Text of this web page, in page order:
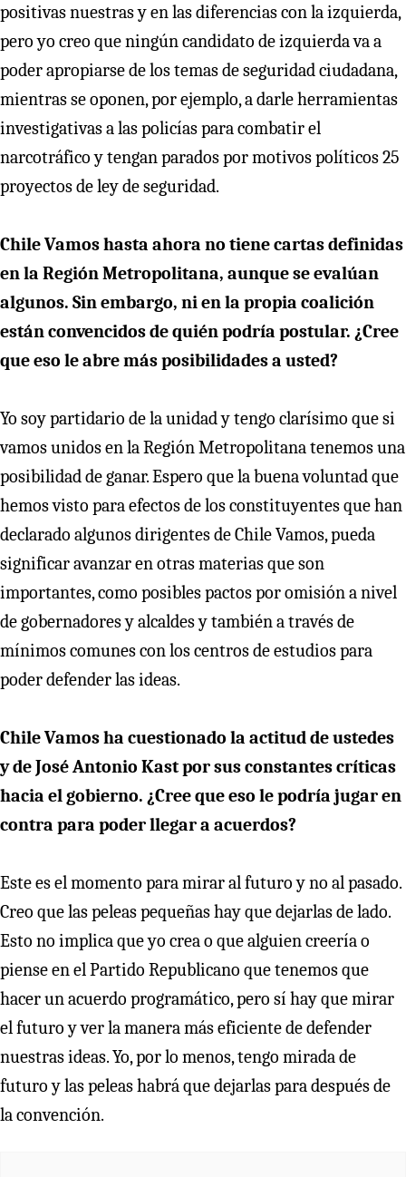
positivas nuestras y en las diferencias con la izquierda,
pero yo creo que ningún candidato de izquierda va a
poder apropiarse de los temas de seguridad ciudadana,
mientras se oponen, por ejemplo, a darle herramientas
investigativas a las policías para combatir el
narcotráfico y tengan parados por motivos políticos 25
proyectos de ley de seguridad.
Chile Vamos hasta ahora no tiene cartas definidas
en la Región Metropolitana, aunque se evalúan
algunos. Sin embargo, ni en la propia coalición
están convencidos de quién podría postular. ¿Cree
que eso le abre más posibilidades a usted?
Yo soy partidario de la unidad y tengo clarísimo que si
vamos unidos en la Región Metropolitana tenemos una
posibilidad de ganar. Espero que la buena voluntad que
hemos visto para efectos de los constituyentes que han
declarado algunos dirigentes de Chile Vamos, pueda
significar avanzar en otras materias que son
importantes, como posibles pactos por omisión a nivel
de gobernadores y alcaldes y también a través de
mínimos comunes con los centros de estudios para
poder defender las ideas.
Chile Vamos ha cuestionado la actitud de ustedes
y de José Antonio Kast por sus constantes críticas
hacia el gobierno. ¿Cree que eso le podría jugar en
contra para poder llegar a acuerdos?
Este es el momento para mirar al futuro y no al pasado.
Creo que las peleas pequeñas hay que dejarlas de lado.
Esto no implica que yo crea o que alguien creería o
piense en el Partido Republicano que tenemos que
hacer un acuerdo programático, pero sí hay que mirar
el futuro y ver la manera más eficiente de defender
nuestras ideas. Yo, por lo menos, tengo mirada de
futuro y las peleas habrá que dejarlas para después de
la convención.